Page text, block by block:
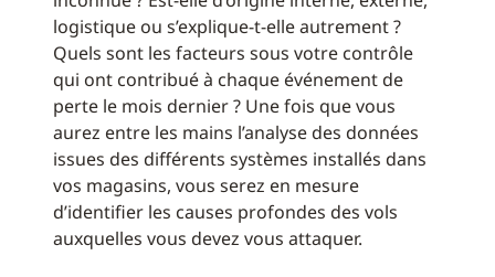
logistique ou s’explique-t-elle autrement ?
Quels sont les facteurs sous votre contrôle
qui ont contribué à chaque événement de
perte le mois dernier ? Une fois que vous
aurez entre les mains l’analyse des données
issues des différents systèmes installés dans
vos magasins, vous serez en mesure
d’identifier les causes profondes des vols
auxquelles vous devez vous attaquer.